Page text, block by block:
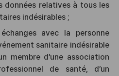
données relatives à tous les
indésirables ;
avec la personne
sanitaire indésirable
membre d’une association
de santé, d’un